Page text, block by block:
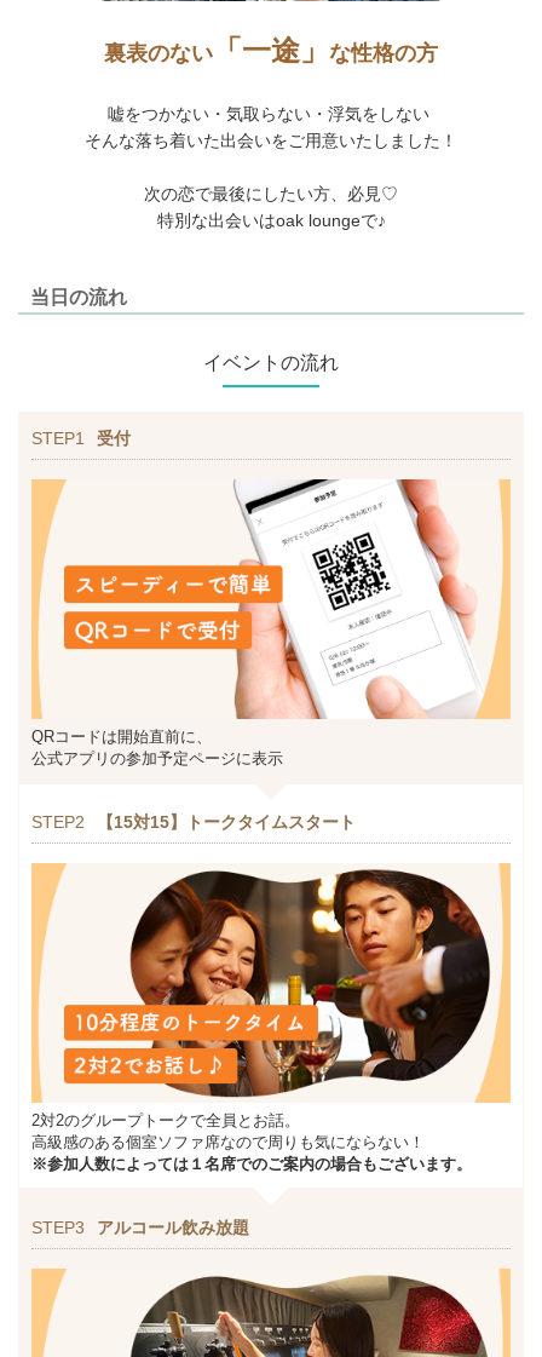
裏表のない 「一途」 な性格の方
嘘をつかない・気取らない・浮気をしない
そんな落ち着いた出会いをご用意いたしました！
次の恋で最後にしたい方、必見♡
特別な出会いはoak loungeで♪
当日の流れ
イベントの流れ
STEP1 受付
QRコードは開始直前に、
公式アプリの参加予定ページに表示
STEP2 【15対15】トークタイムスタート
2対2のグループトークで全員とお話。
高級感のある個室ソファ席なので周りも気にならない！
※参加人数によっては１名席でのご案内の場合もございます。
STEP3 アルコール飲み放題